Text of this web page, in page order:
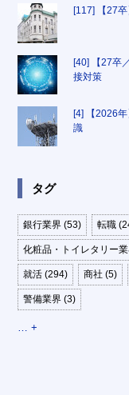
[117] 【27
[40] 【27卒
接対策
[4] 【2026
識
タグ
銀行業界 (53) 転職
化粧品・トイレタリー
就活 (294) 商社 (5)
警備業界 (3)
… +